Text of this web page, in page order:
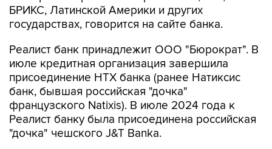
БРИКС, Латинской Америки и других
государствах, говорится на сайте банка.
Реалист банк принадлежит ООО "Бюрократ". В
июле кредитная организация завершила
присоединение НТХ банка (ранее Натиксис
банк, бывшая российская "дочка"
французского Natixis). В июле 2024 года к
Реалист банку была присоединена российская
"дочка" чешского J&T Banka.